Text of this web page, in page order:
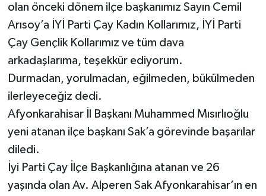
olan önceki dönem ilçe başkanımız Sayın Cemil
Arısoy’a İYİ Parti Çay Kadın Kollarımız, İYİ Parti
Çay Gençlik Kollarımız ve tüm dava
arkadaşlarıma, teşekkür ediyorum.
Durmadan, yorulmadan, eğilmeden, bükülmeden
ilerleyeceğiz dedi.
Afyonkarahisar İl Başkanı Muhammed Mısırlıoğlu
yeni atanan ilçe başkanı Sak’a görevinde başarılar
diledi.
İyi Parti Çay İlçe Başkanlığına atanan ve 26
yaşında olan Av. Alperen Sak Afyonkarahisar’ın en